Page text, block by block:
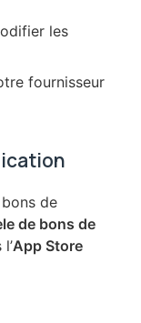
les
fournisseur
de
de bons de
App Store